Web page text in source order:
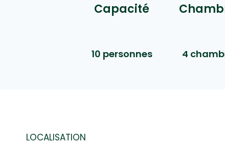
Capacité
10 personnes 4
LOCALISATION